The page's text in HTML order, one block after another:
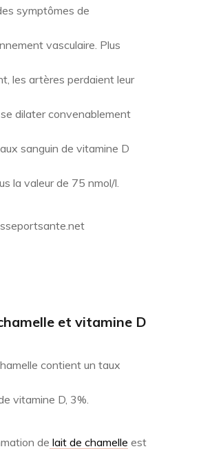
symptômes de
vasculaire. Plus
les artères perdaient leur
dilater convenablement
sanguin de vitamine D
la valeur de 75 nmol/l.
et vitamine D
contient un taux
vitamine D, 3%.
de lait de chamelle est